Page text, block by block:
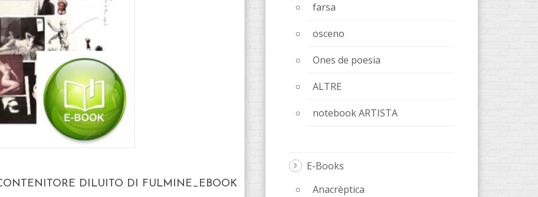
DILUITO DI FULMINE_EBOOK
farsa
osceno
Ones de poesia
ALTRE
notebook ARTISTA
E-Books
Anacrèptica